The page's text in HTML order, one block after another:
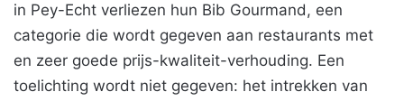
in Pey-Echt verliezen hun Bib Gourmand, een
categorie die wordt gegeven aan restaurants met
en zeer goede prijs-kwaliteit-verhouding. Een
toelichting wordt niet gegeven: het intrekken van